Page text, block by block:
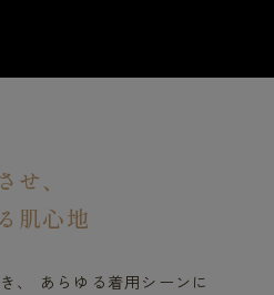
せ、
肌心地
、 あらゆる着用シーンに